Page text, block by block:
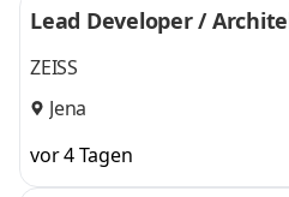
Lead Developer /
ZEISS
Jena
vor 4 Tagen